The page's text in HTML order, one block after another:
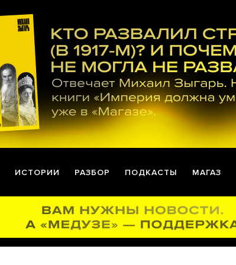
ИСТОРИИ РАЗБОР ПОДКАСТЫ МАГАЗ